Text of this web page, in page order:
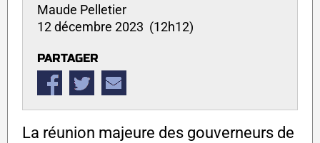
Maude Pelletier
12 décembre 2023 (12h12)
PARTAGER
La réunion majeure des gouverneurs de